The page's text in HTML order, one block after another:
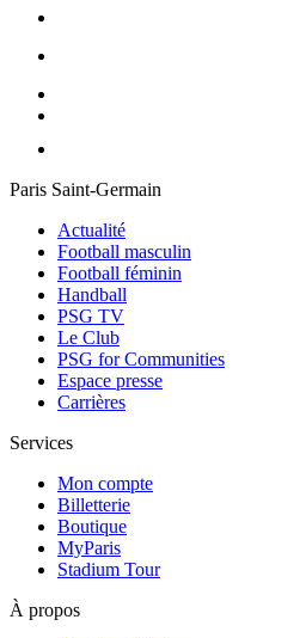
Paris Saint-Germain
Actualité
Football masculin
Football féminin
Handball
PSG TV
Le Club
PSG for Communities
Espace presse
Carrières
Services
Mon compte
Billetterie
Boutique
MyParis
Stadium Tour
À propos